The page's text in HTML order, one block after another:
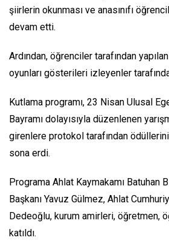
şiirlerin okunması ve anasınıfı
devam etti.
Ardından, öğrenciler tarafından
oyunları gösterileri izleyenler
Kutlama programı, 23 Nisan Ulusal
Bayramı dolayısıyla düzenlenen
girenlere protokol tarafından
sona erdi.
Programa Ahlat Kaymakamı Batuhan
Başkanı Yavuz Gülmez, Ahlat
Dedeoğlu, kurum amirleri, öğretmen,
katıldı.